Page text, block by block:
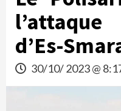
d’Es-
30/10/ 2023 @